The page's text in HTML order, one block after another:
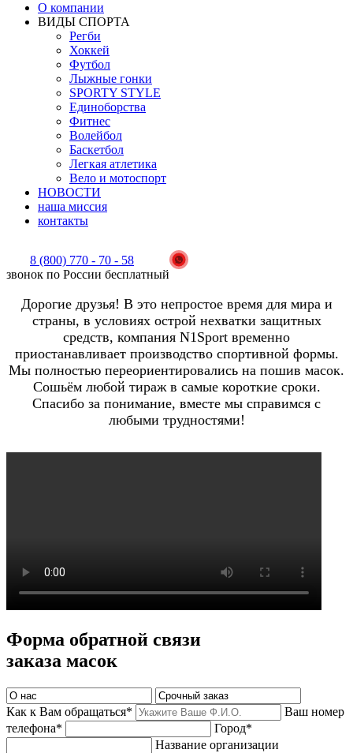
О компании
ВИДЫ СПОРТА
Регби
Хоккей
Футбол
Лыжные гонки
SPORTY STYLE
Единоборства
Фитнес
Волейбол
Баскетбол
Легкая атлетика
Вело и мотоспорт
НОВОСТИ
наша миссия
контакты
8 (800) 770 - 70 - 58
звонок по России бесплатный
Дорогие друзья! В это непростое время для мира и
страны, в условиях острой нехватки защитных
средств, компания N1Sport временно
приостанавливает производство спортивной формы.
Мы полностью переориентировались на пошив масок.
Сошьём любой тираж в самые короткие сроки.
Спасибо за понимание, вместе мы справимся с
любыми трудностями!
Форма обратной связи
заказа масок
Как к Вам обращаться*
Ваш номер
телефона*
Город*
Название организации